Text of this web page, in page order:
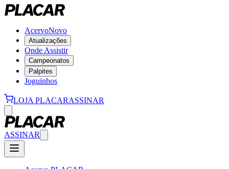
AcervoNovo
Atualizações
Onde Assistir
Campeonatos
Palpites
Joguinhos
LOJA PLACARASSINAR
ASSINAR